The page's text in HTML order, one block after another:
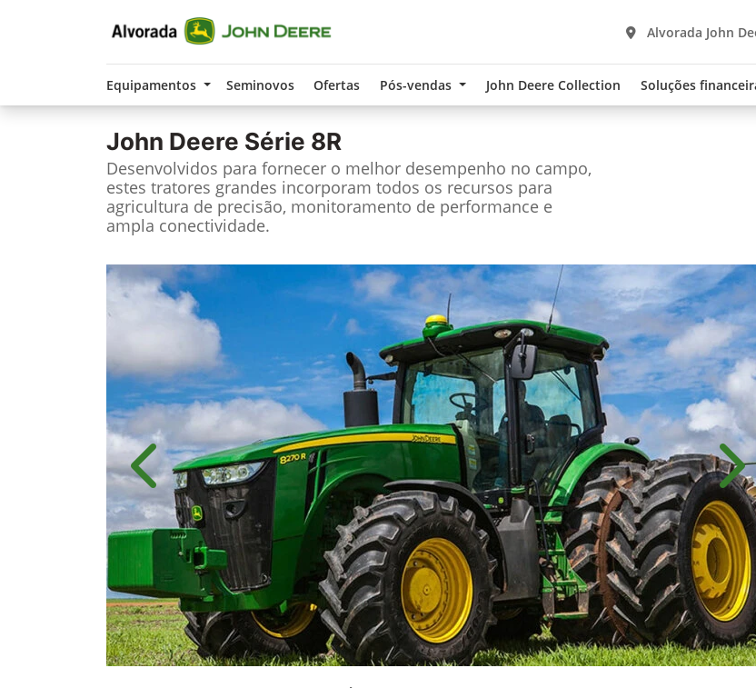
Alvorada John
Equipamentos Seminovos Ofertas Pós-vendas John Deere Collection Soluções
John Deere Série 8R
Desenvolvidos para fornecer o melhor desempenho no campo,
estes tratores grandes incorporam todos os recursos para
agricultura de precisão, monitoramento de performance e
ampla conectividade.
Anterior